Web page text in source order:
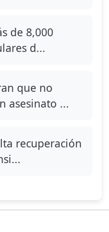
de 8,000
d...
que no
asesinato ...
recuperación